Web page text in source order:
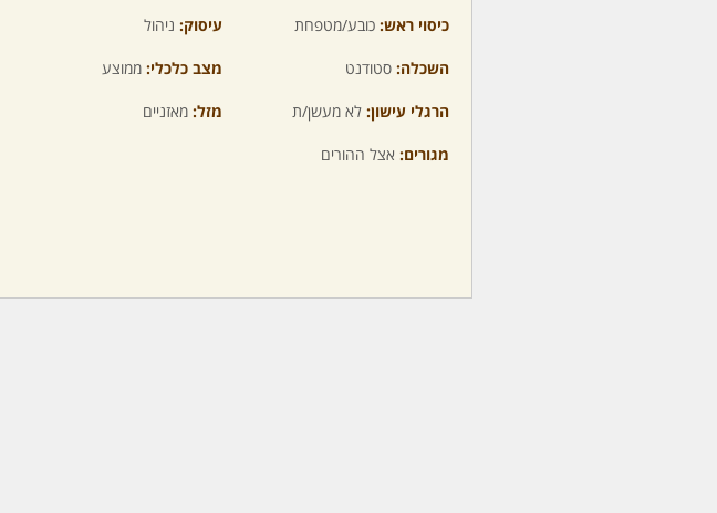
כיסוי ראש: כובע/מטפחת עיסוק: ניהול
השכלה: סטודנט מצב כלכלי: ממוצע
הרגלי עישון: לא מעשן/ת מזל: מאזניים
מגורים: אצל ההורים